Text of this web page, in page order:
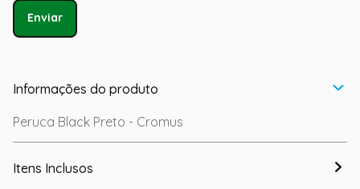
Enviar
Informações do produto
Peruca Black Preto - Cromus
Itens Inclusos